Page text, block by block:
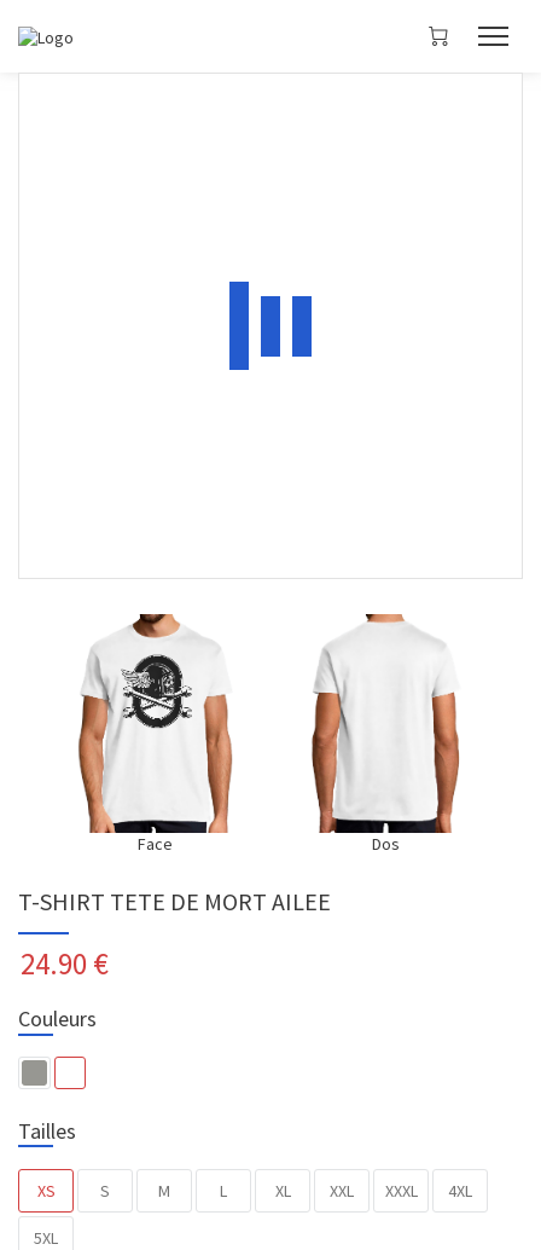
Face Dos
T-SHIRT TETE DE MORT AILEE
24.90 €
Couleurs
Tailles
XS S M L XL XXL XXXL 4XL
5XL